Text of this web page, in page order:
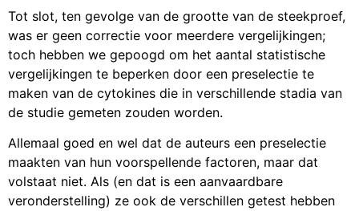
Tot slot, ten gevolge van de grootte van de steekproef,
was er geen correctie voor meerdere vergelijkingen;
toch hebben we gepoogd om het aantal statistische
vergelijkingen te beperken door een preselectie te
maken van de cytokines die in verschillende stadia van
de studie gemeten zouden worden.
Allemaal goed en wel dat de auteurs een preselectie
maakten van hun voorspellende factoren, maar dat
volstaat niet. Als (en dat is een aanvaardbare
veronderstelling) ze ook de verschillen getest hebben